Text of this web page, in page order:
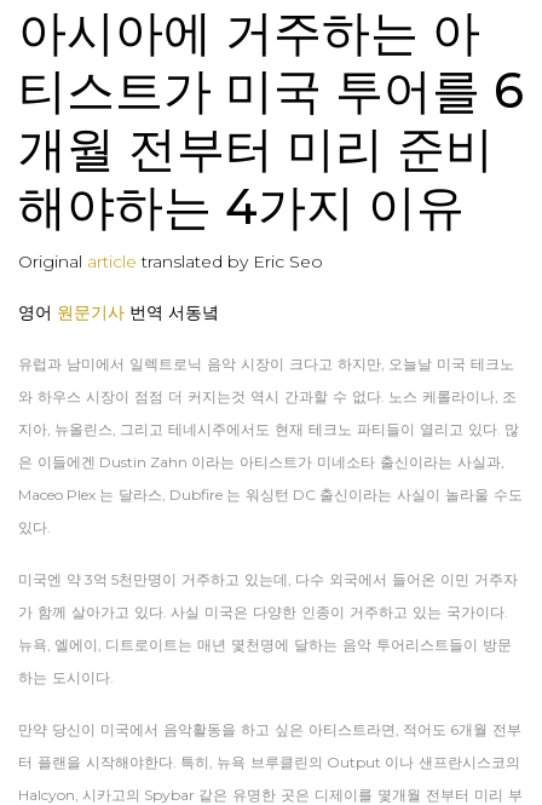
아시아에 거주하는 아
티스트가 미국 투어를 6
개월 전부터 미리 준비
해야하는 4가지 이유
Original article translated by Eric Seo
영어 원문기사 번역 서동녘
유럽과 남미에서 일렉트로닉 음악 시장이 크다고 하지만 오늘날 미국 테크노
와 하우스 시장이 점점 더 커지는것 역시 간과할 수 없다 노스 케롤라이나 조
지아 뉴올린스 그리고 테네시주에서도 현재 테크노 파티들이 열리고 있다 많
은 이들에겐 Dustin Zahn 이라는 아티스트가 미네소타 출신이라는 사실과
Maceo Plex 는 달라스 , Dubfire 는 워싱턴 DC 출신이라는 사실이 놀라울 수도
있다
미국엔 약 3억 5천만명이 거주하고 있는데 다수 외국에서 들어온 이민 거주자
가 함께 살아가고 있다 사실 미국은 다양한 인종이 거주하고 있는 국가이다
뉴욕 엘에이 디트로이트는 매년 몇천명에 달하는 음악 투어리스트들이 방문
하는 도시이다
만약 당신이 미국에서 음악활동을 하고 싶은 아티스트라면 적어도 6개월 전부
터 플랜을 시작해야한다 특히 뉴욕 브루클린의 Output 이나 샌프란시스코의
Halcyon, 시카고의 Spybar 같은 유명한 곳은 디제이를 몇개월 전부터 미리 부